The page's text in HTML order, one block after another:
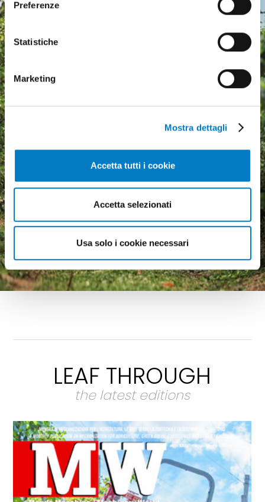
Preferenze
Statistiche
Marketing
Mostra dettagli
Accetta tutti i cookie
Accetta selezionati
Usa solo i cookie necessari
Agricultural machinery, a
growing market but
economic uncertainty
weighs heavily
LEAF THROUGH
the latest editions